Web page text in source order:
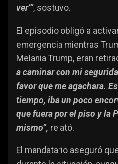
ver’”, sostuvo.
El episodio obligó a
emergencia mientras
Melania Trump, eran
a caminar con mi
favor que me agachara.
tiempo, iba un poco
que fuera por el piso y la
mismo”, relató.
El mandatario aseguró